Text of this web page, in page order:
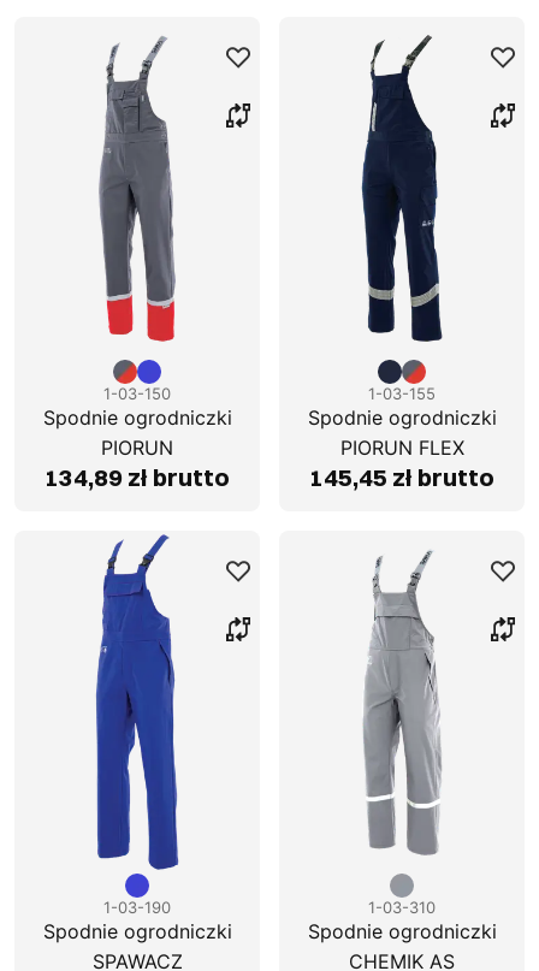
1-03-150
Spodnie ogrodniczki
PIORUN
134,89 zł brutto
1-03-155
Spodnie ogrodniczki
PIORUN FLEX
145,45 zł brutto
1-03-190
Spodnie ogrodniczki
SPAWACZ
1-03-310
Spodnie ogrodniczki
CHEMIK AS